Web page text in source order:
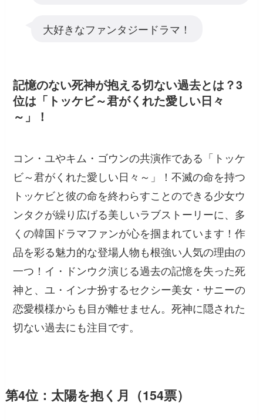
大好きなファンタジードラマ！
記憶のない死神が抱える切ない過去とは？3
位は「トッケビ～君がくれた愛しい日々
～」！
コン・ユやキム・ゴウンの共演作である「トッケ
ビ～君がくれた愛しい日々～」！不滅の命を持つ
トッケビと彼の命を終わらすことのできる少女ウ
ンタクが繰り広げる美しいラブストーリーに、多
くの韓国ドラマファンが心を掴まれています！作
品を彩る魅力的な登場人物も根強い人気の理由の
一つ！イ・ドンウク演じる過去の記憶を失った死
神と、ユ・インナ扮するセクシー美女・サニーの
恋愛模様からも目が離せません。死神に隠された
切ない過去にも注目です。
第4位：太陽を抱く月（154票）